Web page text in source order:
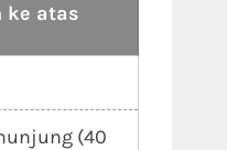
ke atas
(40